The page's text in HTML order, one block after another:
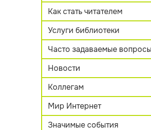
Как стать читателем
Услуги библиотеки
Часто задаваемые вопросы
Новости
Коллегам
Мир Интернет
Значимые события